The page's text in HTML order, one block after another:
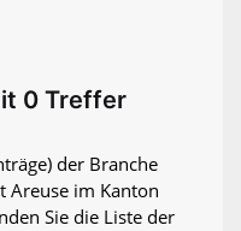
0 Treffer
der Branche
Areuse im Kanton
Sie die Liste der